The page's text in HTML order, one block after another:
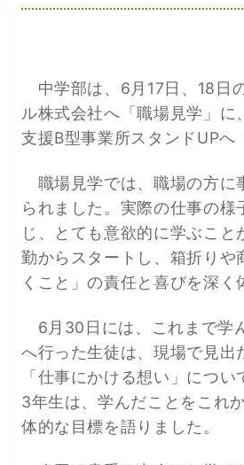
中学部は、6月17日、18日
ル株式会社へ「職場見学」に
支援B型事業所スタンドUPへ
職場見学では、職場の方に
られました。実際の仕事の
じ、とても意欲的に学ぶこ
勤からスタートし、箱折りや
くこと」の責任と喜びを深く
6月30日には、これまで学
へ行った生徒は、現場で見出
「仕事にかける想い」につ
3年生は、学んだことをこれ
体的な目標を語りました。